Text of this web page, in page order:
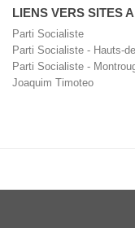
LIENS VERS SITES
Parti Socialiste
Parti Socialiste - Hauts-
Parti Socialiste -
Joaquim Timoteo